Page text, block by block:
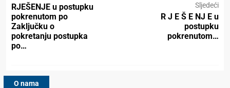
RJEŠENJE u postupku
pokrenutom po
Zaključku o
pokretanju postupka
po…
Sljedeći
R J E Š E NJ E u
postupku
pokrenutom…
O nama